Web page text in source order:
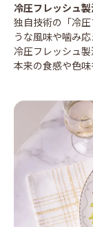
冷圧フレッシュ
独自技術の「冷
うな風味や噛み
冷圧フレッシュ
本来の食感や色味